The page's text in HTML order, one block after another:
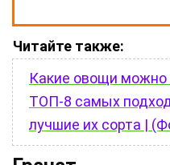
Читайте также:
Какие овощи можно
ТОП-8 самых
лучшие их сорта |